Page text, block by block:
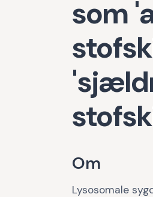
som
Om
Lysosomale